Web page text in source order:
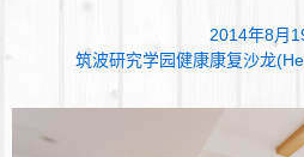
2014年8月
筑波研究学园健康康复沙龙